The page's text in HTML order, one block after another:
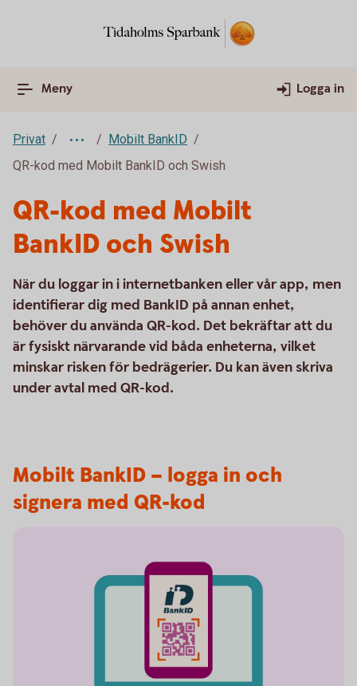
Meny Logga in
Privat
Mobilt BankID
QR-kod med Mobilt BankID och Swish
QR-kod med Mobilt
BankID och Swish
När du loggar in i internetbanken eller vår app, men
identifierar dig med BankID på annan enhet,
behöver du använda QR-kod. Det bekräftar att du
är fysiskt närvarande vid båda enheterna, vilket
minskar risken för bedrägerier. Du kan även skriva
under avtal med QR-kod.
Mobilt BankID – logga in och
signera med QR-kod